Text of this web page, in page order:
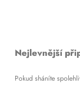
Nejlevnější
Pokud sháníte